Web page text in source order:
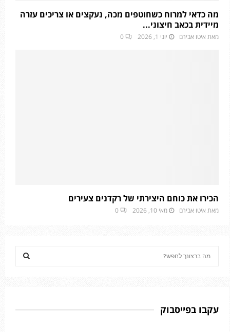
מה כדאי למרוח כשחוטפים מכה, נעקצים או צריכים עזרה
מיידית בכאב חיצוני...
מאת איטו אבירם יוני 1, 2026 0
הכירו את כוחם היצירתי של רקדנים צעירים
מאת איטו אבירם מאי 10, 2026 0
h
f
עקבו בפייסבוק